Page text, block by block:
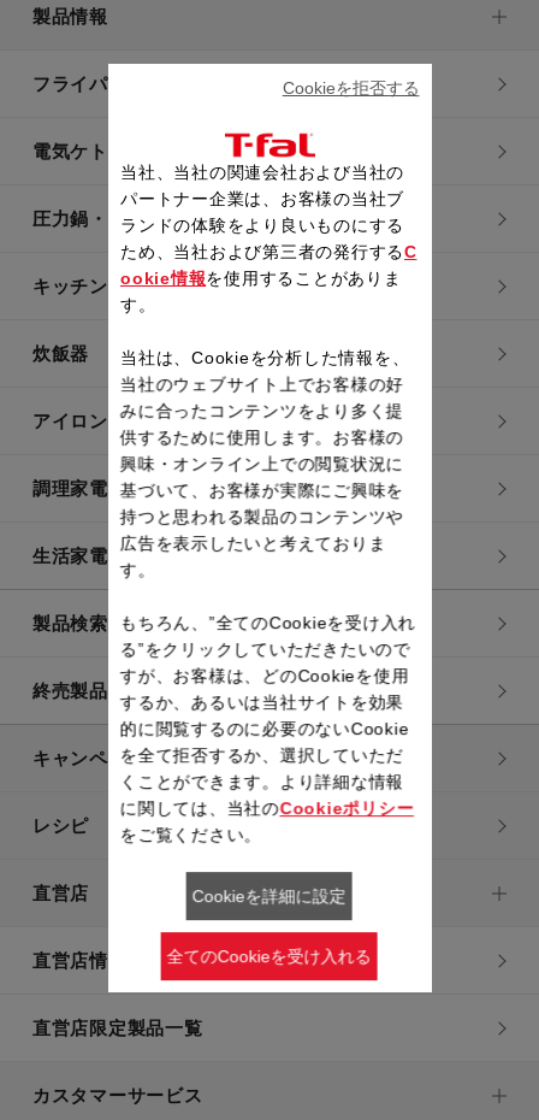
製品情報
フライパン・鍋
電気ケトル
圧力鍋・電気圧力鍋
キッチン用品
炊飯器
アイロン・衣類スチーマー
調理家電
生活家電
製品検索一覧
終売製品一覧
キャンペーン・特集
レシピ
直営店
直営店情報
直営店限定製品一覧
カスタマーサービス
当社、当社の関連会社および当社の
パートナー企業は、お客様の当社ブ
ランドの体験をより良いものにする
ため、当社および第三者の発行するC
ookie情報を使用することがありま
す。
当社は、Cookieを分析した情報を、
当社のウェブサイト上でお客様の好
みに合ったコンテンツをより多く提
供するために使用します。お客様の
興味・オンライン上での閲覧状況に
基づいて、お客様が実際にご興味を
持つと思われる製品のコンテンツや
広告を表示したいと考えておりま
す。
もちろん、”全てのCookieを受け入れ
る”をクリックしていただきたいので
すが、お客様は、どのCookieを使用
するか、あるいは当社サイトを効果
的に閲覧するのに必要のないCookie
を全て拒否するか、選択していただ
くことができます。より詳細な情報
に関しては、当社のCookieポリシー
をご覧ください。
Cookieを拒否する
Cookieを詳細に設定
全てのCookieを受け入れる